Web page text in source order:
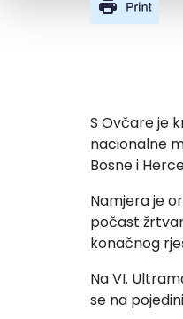
S Ovčare je
nacionalne
Bosne i
Namjera je
počast
konačnog
Na VI.
se na